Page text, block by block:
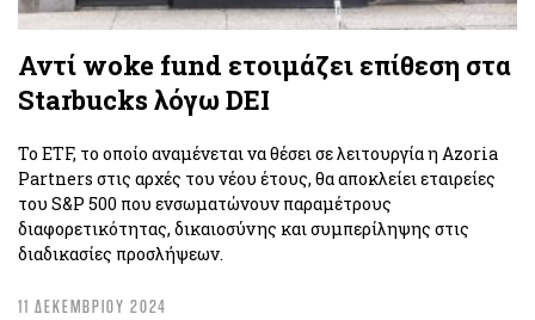
Αντί woke fund ετοιμάζει επίθεση στα
Starbucks λόγω DEI
Το ETF, το οποίο αναμένεται να θέσει σε λειτουργία η Azoria
Partners στις αρχές του νέου έτους, θα αποκλείει εταιρείες
του S&P 500 που ενσωματώνουν παραμέτρους
διαφορετικότητας, δικαιοσύνης και συμπερίληψης στις
διαδικασίες προσλήψεων.
11 ΔΕΚΕΜΒΡΙΟΥ 2024